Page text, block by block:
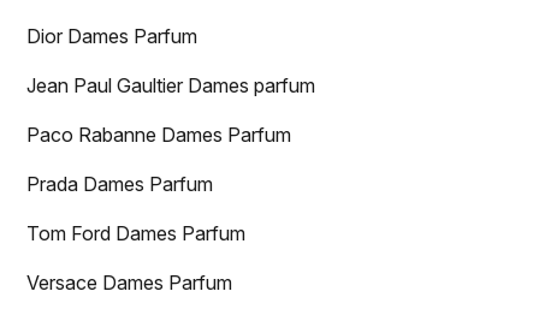
Dior Dames Parfum
Jean Paul Gaultier Dames parfum
Paco Rabanne Dames Parfum
Prada Dames Parfum
Tom Ford Dames Parfum
Versace Dames Parfum